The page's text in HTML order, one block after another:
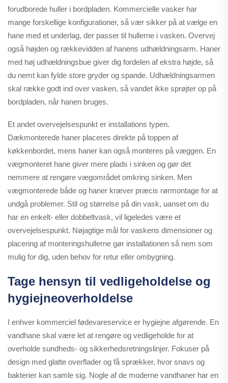
forudborede huller i bordpladen. Kommercielle vasker har
mange forskellige konfigurationer, så vær sikker på at vælge en
hane med et underlag, der passer til hullerne i vasken. Overvej
også højden og rækkevidden af hanens udhældningsarm. Haner
med høj udhældningsbue giver dig fordelen af ekstra højde, så
du nemt kan fylde store gryder og spande. Udhældningsarmen
skal række godt ind over vasken, så vandet ikke sprøjter op på
bordpladen, når hanen bruges.
Et andet overvejelsespunkt er installations typen.
Dækmonterede haner placeres direkte på toppen af
køkkenbordet, mens haner kan også monteres på væggen. En
vægmonteret hane giver mere plads i sinken og gør det
nemmere at rengøre vægområdet omkring sinken. Men
vægmonterede både og haner kræver præcis rørmontage for at
undgå problemer. Stil og størrelse på din vask, uanset om du
har en enkelt- eller dobbeltvask, vil ligeledes være et
overvejelsespunkt. Nøjagtige mål for vaskens dimensioner og
placering af monteringshullerne gør installationen så nem som
mulig for dig, uden behov for retur eller ombygning.
Tage hensyn til vedligeholdelse og
hygiejneoverholdelse
I enhver kommerciel fødevareservice er hygiejne afgørende. En
vandhane skal være let at rengøre og vedligeholde for at
overholde sundheds- og sikkerhedsretningslinjer. Fokuser på
design med glatte overflader og få sprækker, hvor snavs og
bakterier kan samle sig. Nogle af de moderne vandhaner har en